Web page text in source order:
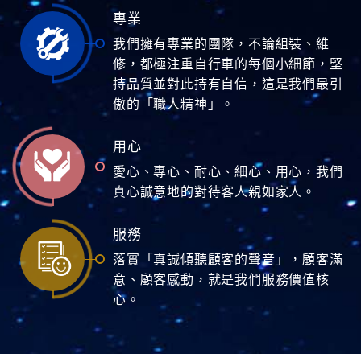
專業
我們擁有專業的團隊，不論組裝、維
修，都極注重自行車的每個小細節，堅
持品質並對此持有自信，這是我們最引
傲的「職人精神」。
用心
愛心、專心、耐心、細心、用心，我們
真心誠意地的對待客人親如家人。
服務
落實「真誠傾聽顧客的聲音」，顧客滿
意、顧客感動，就是我們服務價值核
心。